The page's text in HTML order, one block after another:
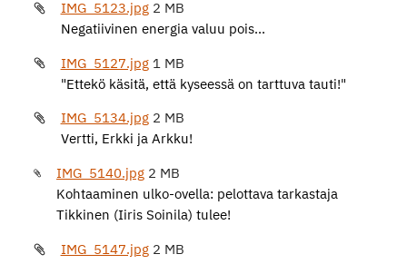
IMG_5123.jpg 2 MB
Negatiivinen energia valuu pois...
IMG_5127.jpg 1 MB
"Ettekö käsitä, että kyseessä on tarttuva tauti!"
IMG_5134.jpg 2 MB
Vertti, Erkki ja Arkku!
IMG_5140.jpg 2 MB
Kohtaaminen ulko-ovella: pelottava tarkastaja
Tikkinen (Iiris Soinila) tulee!
IMG_5147.jpg 2 MB